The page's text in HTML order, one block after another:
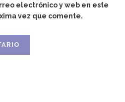
electrónico y web en este
vez que comente.